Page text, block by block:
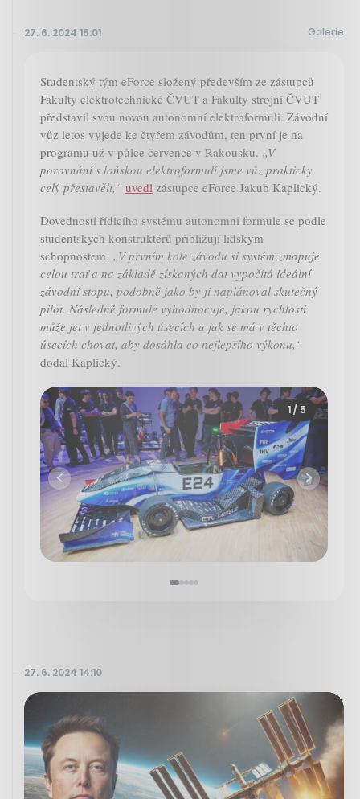
27. 6. 2024 15:01 Galerie
Studentský tým eForce složený především ze zástupců
Fakulty elektrotechnické ČVUT a Fakulty strojní ČVUT
představil svou novou autonomní elektroformuli. Závodní
vůz letos vyjede ke čtyřem závodům, ten první je na
programu už v půlce července v Rakousku. „V
porovnání s loňskou elektroformulí jsme vůz prakticky
celý přestavěli,“ uvedl zástupce eForce Jakub Kaplický.
Dovednosti řídicího systému autonomní formule se podle
studentských konstruktérů přibližují lidským
schopnostem. „V prvním kole závodu si systém zmapuje
celou trať a na základě získaných dat vypočítá ideální
závodní stopu, podobně jako by ji naplánoval skutečný
pilot. Následně formule vyhodnocuje, jakou rychlostí
může jet v jednotlivých úsecích a jak se má v těchto
úsecích chovat, aby dosáhla co nejlepšího výkonu,“
dodal Kaplický.
1/ 5
27. 6. 2024 14:10